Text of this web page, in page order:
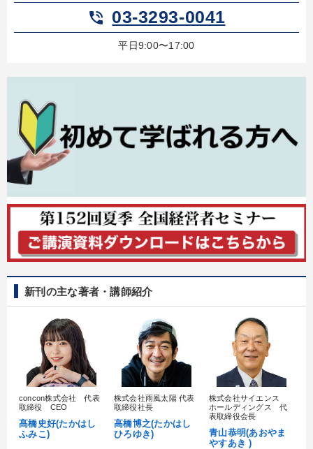
【最新刊】精神科医・和田秀樹の「老いない力」＋健康な社長と
会社をつくる厳選講話
タル版（音声／動画ストリーミング・ダウンロード）
最新技術・トレンド
業種
製造業 卸売・小売・飲食業 建設・不動産業
IT・サービス・金融業 コンサルタント 専門家
キーワード
心を磨く 上場企業 企業文化
労務問題・リスク対策 モチベーション
※「更新」を押すと「テーマ」「キーワード」を更新いただけます。
ondemand_video 経営音声・動画を探す refresh 更新する
phone_in_talk 03-3293-0041
平日9:00〜17:00
新刊の主な著者・講師紹介
concon株式会社 代表
取締役 CEO
髙橋史好(たかはし
ふみこ)
株式会社雨風太陽 代表
取締役社長
高橋博之(たかはし
ひろゆき)
株式会社サイエンス
ホールディングス 代
表取締役会長
青山恭明(あおやま
やすあき )